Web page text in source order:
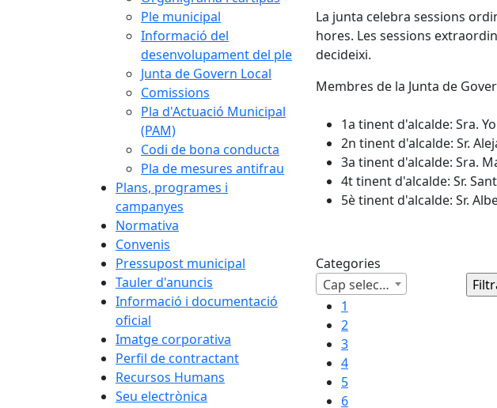
Ple municipal
Informació del
desenvolupament del ple
Junta de Govern Local
Comissions
Pla d'Actuació Municipal
(PAM)
Codi de bona conducta
Pla de mesures antifrau
Plans, programes i
campanyes
Normativa
Convenis
Pressupost municipal
Tauler d'anuncis
Informació i documentació
oficial
Imatge corporativa
Perfil de contractant
Recursos Humans
Seu electrònica
La junta celebra sessions
hores. Les sessions
decideixi.
Membres de la Junta de
1a tinent d'alcalde: Sra.
2n tinent d'alcalde: Sr.
3a tinent d'alcalde: Sra.
4t tinent d'alcalde: Sr.
5è tinent d'alcalde: Sr.
Categories
Cap selecció
1
2
3
4
5
6